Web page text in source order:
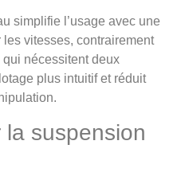
simplifie l’usage avec une
vitesses, contrairement
nécessitent deux
plus intuitif et réduit
suspension